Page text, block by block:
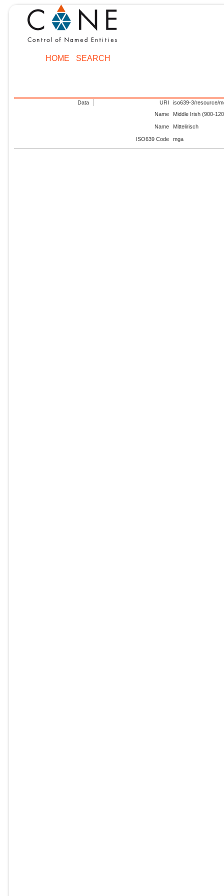
HOME SEARCH
Data URI
iso639-3/resource/
Name
Middle Irish (900-
Name Mittelirisch
ISO639 Code mga